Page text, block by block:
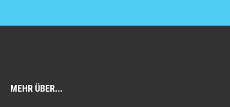
MEHR ÜBER...